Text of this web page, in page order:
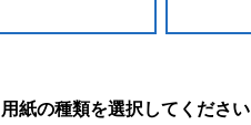
用紙の種類を選択してください